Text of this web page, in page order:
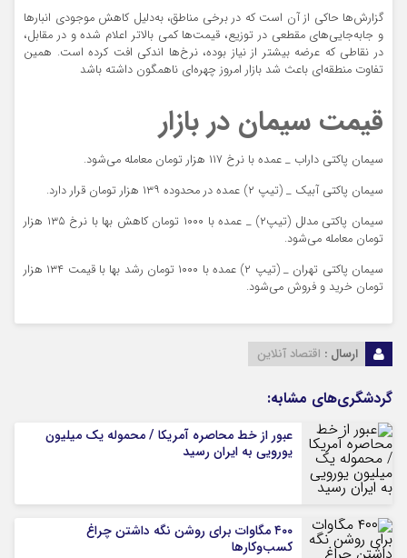
گزارش‌ها حاکی از آن است که در برخی مناطق، به‌دلیل کاهش موجودی انبار‌ها
و جابه‌جایی‌های مقطعی در توزیع، قیمت‌ها کمی بالاتر اعلام شده و در مقابل،
در نقاطی که عرضه بیشتر از نیاز بوده، نرخ‌ها اندکی افت کرده است. همین
تفاوت منطقه‌ای باعث شد بازار امروز چهره‌ای ناهمگون داشته باشد
قیمت سیمان در بازار
سیمان پاکتی داراب _ عمده با نرخ ۱۱۷ هزار تومان معامله می‌شود.
سیمان پاکتی آبیک _ (تیپ ۲) عمده در محدوده ۱۳۹ هزار تومان قرار دارد.
سیمان پاکتی مدلل (تیپ۲) _ عمده با ۱۰۰۰ تومان کاهش بها با نرخ ۱۳۵ هزار
تومان معامله می‌شود.
سیمان پاکتی تهران _ (تیپ ۲) عمده با ۱۰۰۰ تومان رشد بها با قیمت ۱۳۴ هزار
تومان خرید و فروش می‌شود.
ارسال : اقتصاد آنلاین
گردشگری‌های مشابه:
عبور از خط محاصره آمریکا / محموله یک میلیون
یورویی به ایران رسید
۴۰۰ مگاوات برای روشن نگه داشتن چراغ
کسب‌وکار‌ها